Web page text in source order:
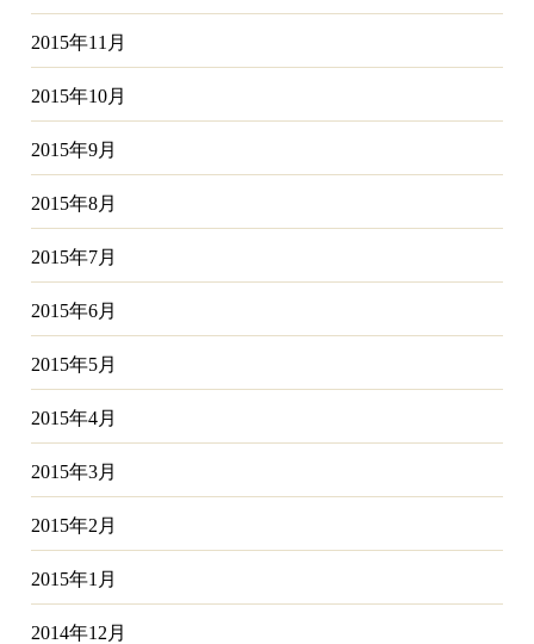
2015年11月
2015年10月
2015年9月
2015年8月
2015年7月
2015年6月
2015年5月
2015年4月
2015年3月
2015年2月
2015年1月
2014年12月